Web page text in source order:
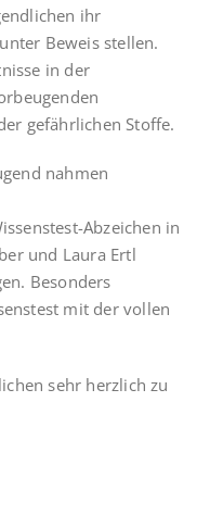
ihr
Beweis stellen.
in der
gefährlichen Stoffe.
nahmen
Abzeichen in
und Laura Ertl
Besonders
mit der vollen
sehr herzlich zu